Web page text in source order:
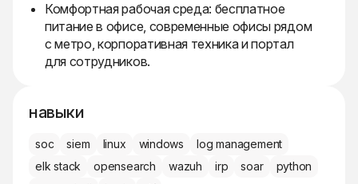
Комфортная рабочая среда: бесплатное
питание в офисе, современные офисы рядом
с метро, корпоративная техника и портал
для сотрудников.
навыки
soc siem linux windows
log management
elk stack
opensearch wazuh irp soar
python